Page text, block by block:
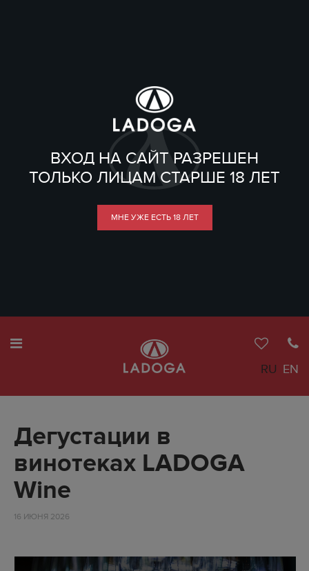
ВХОД НА САЙТ РАЗРЕШЕН
ТОЛЬКО ЛИЦАМ СТАРШЕ 18 ЛЕТ
МНЕ УЖЕ ЕСТЬ 18 ЛЕТ
RU EN
Дегустации в
винотеках LADOGA
Wine
16 ИЮНЯ 2026